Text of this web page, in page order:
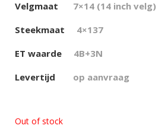
Velgmaat
7×14 (14 inch velg)
Steekmaat
4×137
ET waarde
4B+3N
Levertijd
op aanvraag
Out of stock